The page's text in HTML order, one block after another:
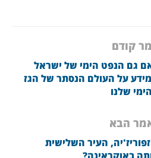
קודם
גם הנפט הימי של ישראל
על העולם הנסתר של הגז
הימי שלנו
הבא
העיר השלישית